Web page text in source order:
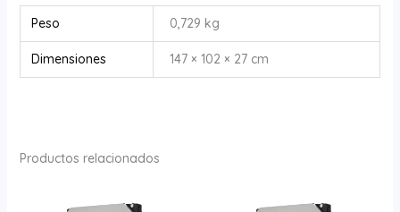
Peso 0,729 kg
Dimensiones 147 × 102 × 27 cm
Productos relacionados